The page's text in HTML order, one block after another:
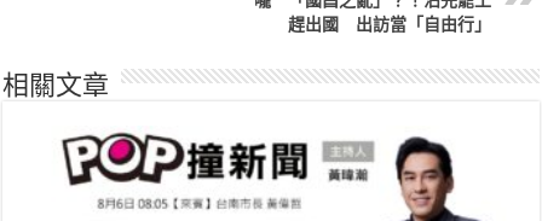
趕出國 出訪當「自由行」
相關文章